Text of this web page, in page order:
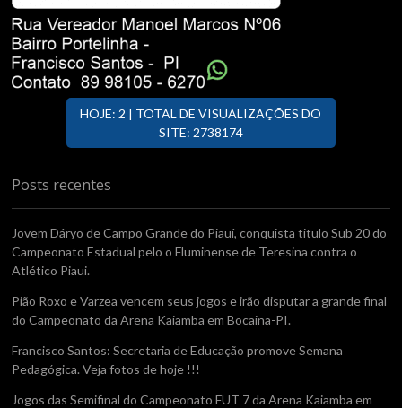
HOJE: 2 | TOTAL DE VISUALIZAÇÕES DO
SITE: 2738174
Posts recentes
Jovem Dáryo de Campo Grande do Piauí, conquista titulo Sub 20 do
Campeonato Estadual pelo o Fluminense de Teresina contra o
Atlético Piaui.
Pião Roxo e Varzea vencem seus jogos e irão disputar a grande final
do Campeonato da Arena Kaiamba em Bocaina-PI.
Francisco Santos: Secretaria de Educação promove Semana
Pedagógica. Veja fotos de hoje !!!
Jogos das Semifinal do Campeonato FUT 7 da Arena Kaiamba em